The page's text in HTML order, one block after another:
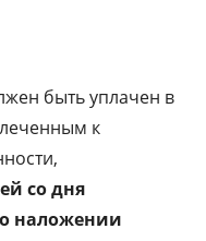
быть уплачен в
к
со дня
наложении